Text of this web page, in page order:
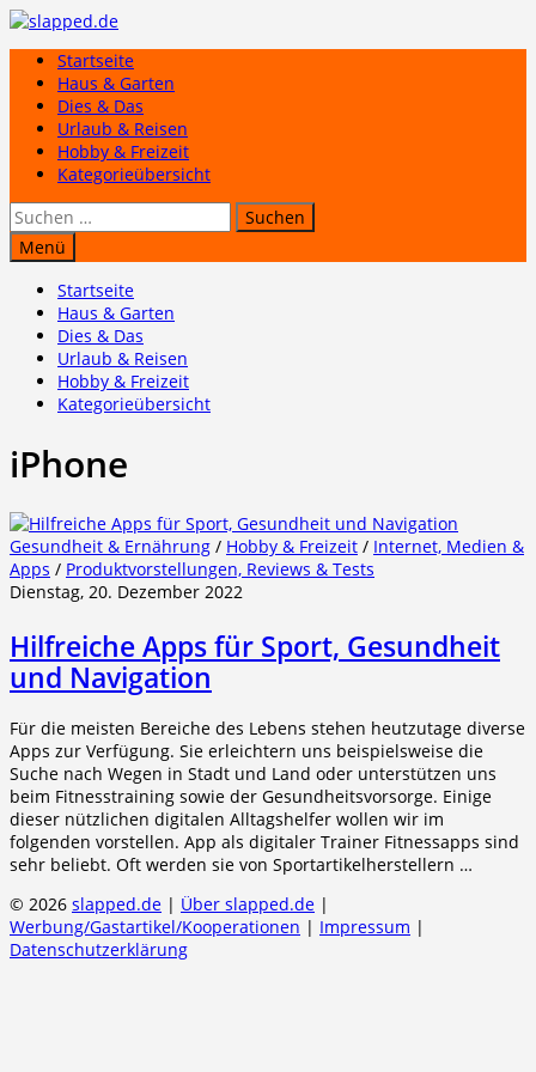
Zum
springenStartseite
Haus & Garten
Dies & Das
Urlaub & Reisen
Hobby & Freizeit
Kategorieübersicht
Suchen
nach:
Menü
Startseite
Haus & Garten
Dies & Das
Urlaub & Reisen
Hobby & Freizeit
Kategorieübersicht
iPhone
Gesundheit & Ernährung / Hobby & Freizeit / Internet, Medien &
Apps / Produktvorstellungen, Reviews & Tests
Dienstag, 20. Dezember 2022
Hilfreiche Apps für Sport, Gesundheit
und Navigation
Für die meisten Bereiche des Lebens stehen heutzutage diverse
Apps zur Verfügung. Sie erleichtern uns beispielsweise die
Suche nach Wegen in Stadt und Land oder unterstützen uns
beim Fitnesstraining sowie der Gesundheitsvorsorge. Einige
dieser nützlichen digitalen Alltagshelfer wollen wir im
folgenden vorstellen. App als digitaler Trainer Fitnessapps sind
sehr beliebt. Oft werden sie von Sportartikelherstellern …
© 2026 slapped.de | Über slapped.de |
Werbung/Gastartikel/Kooperationen | Impressum |
Datenschutzerklärung